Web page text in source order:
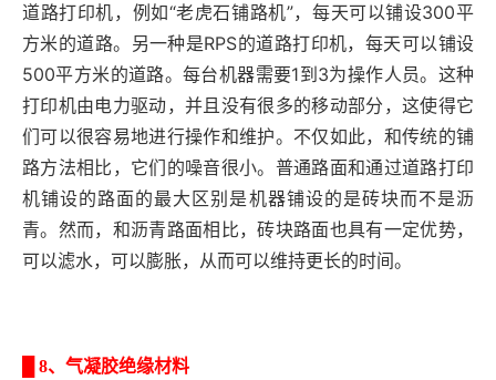
道路打印机，例如“老虎石铺路机”，每天可以铺设300平
方米的道路。另一种是RPS的道路打印机，每天可以铺设
500平方米的道路。每台机器需要1到3为操作人员。这种
打印机由电力驱动，并且没有很多的移动部分，这使得它
们可以很容易地进行操作和维护。不仅如此，和传统的铺
路方法相比，它们的噪音很小。普通路面和通过道路打印
机铺设的路面的最大区别是机器铺设的是砖块而不是沥
青。然而，和沥青路面相比，砖块路面也具有一定优势，
可以滤水，可以膨胀，从而可以维持更长的时间。
8、气凝胶绝缘材料